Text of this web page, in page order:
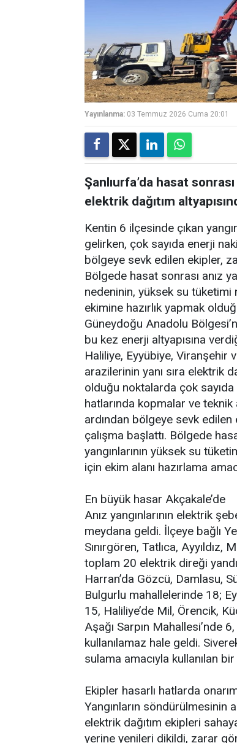
Yayınlanma: 03 Temmuz 2026 Cuma 20:01
Şanlıurfa’da hasat sonrası
elektrik dağıtım
Kentin 6 ilçesinde çıkan
gelirken, çok sayıda enerji
bölgeye sevk edilen ekipler,
Bölgede hasat sonrası anız
nedeninin, yüksek su tüketimi
ekimine hazırlık yapmak
Güneydoğu Anadolu
bu kez enerji altyapısına
Haliliye, Eyyübiye, Viranşehir
arazilerinin yanı sıra elektrik
olduğu noktalarda çok
hatlarında kopmalar ve teknik
ardından bölgeye sevk
çalışma başlattı. Bölgede
yangınlarının yüksek su
için ekim alanı hazırlama
En büyük hasar Akçakale’de
Anız yangınlarının elektrik
meydana geldi. İlçeye bağlı
Sınırgören, Tatlıca,
toplam 20 elektrik direği
Harran’da Gözcü, Damlasu,
Bulgurlu mahallelerinde 18;
15, Haliliye’de Mil, Örencik,
Aşağı Sarpın Mahallesi’nde
kullanılamaz hale geldi.
sulama amacıyla kullanılan
Ekipler hasarlı hatlarda
Yangınların söndürülmesinin
elektrik dağıtım ekipleri
yerine yenileri dikildi, zarar